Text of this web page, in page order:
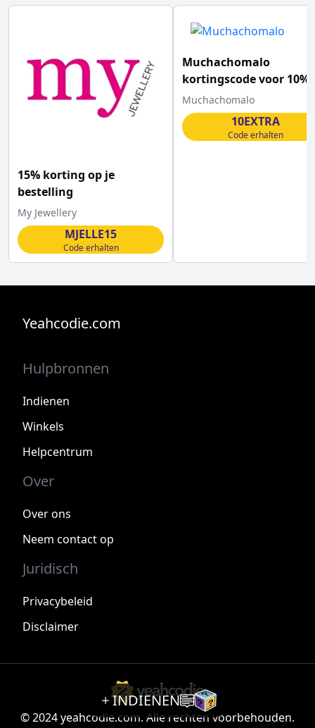
15% korting op je
bestelling
My Jewellery
MJELLE15
Code erhalten
Muchachomalo
kortingscode voor 10%
EXTRA korting op je
aankoop
Muchachomalo
10EXTRA
Code erhalten
INDIENEN
Yeahcodie.com
Hulpbronnen
Indienen
Winkels
Helpcentrum
Over
Over ons
Neem contact op
Juridisch
Privacybeleid
Disclaimer
© 2024 yeahcodie.com. Alle rechten voorbehouden.